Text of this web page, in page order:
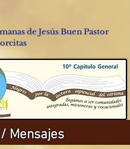
de Jesús Buen Pastor
Mensajes